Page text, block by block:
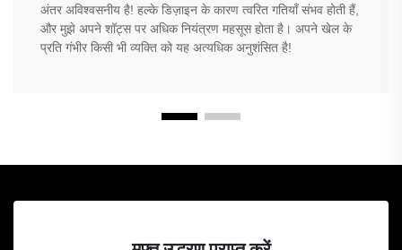
अंतर अविश्वसनीय है! हल्के डिज़ाइन के कारण त्वरित गतियाँ संभव होती हैं,
और मुझे अपने शॉट्स पर अधिक नियंत्रण महसूस होता है। अपने खेल के
प्रति गंभीर किसी भी व्यक्ति को यह अत्यधिक अनुशंसित है!